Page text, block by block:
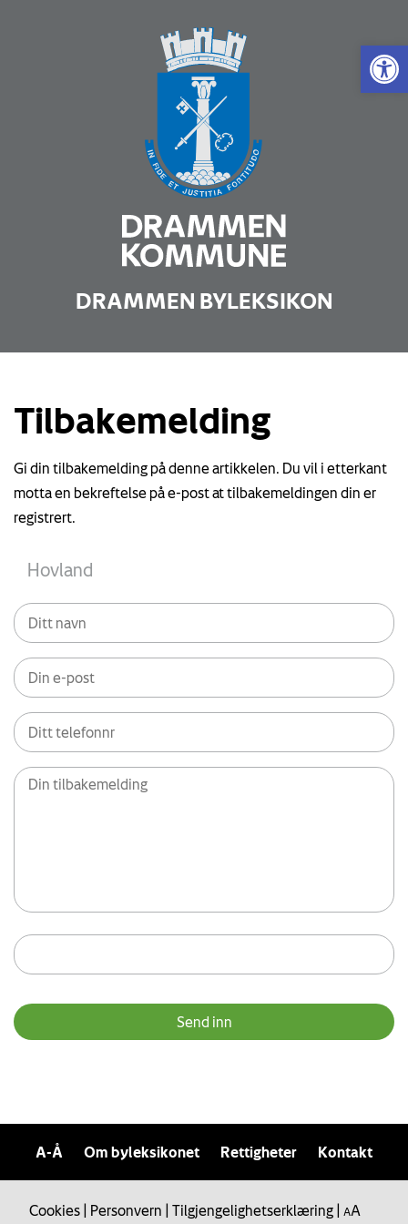
Vis
DRAMMEN BYLEKSIKON
Tilbakemelding
Gi din tilbakemelding på denne artikkelen. Du vil i etterkant
motta en bekreftelse på e-post at tilbakemeldingen din er
registrert.
A-Å Om byleksikonet Rettigheter Kontakt
Cookies Personvern Tilgjengelighetserklæring AA